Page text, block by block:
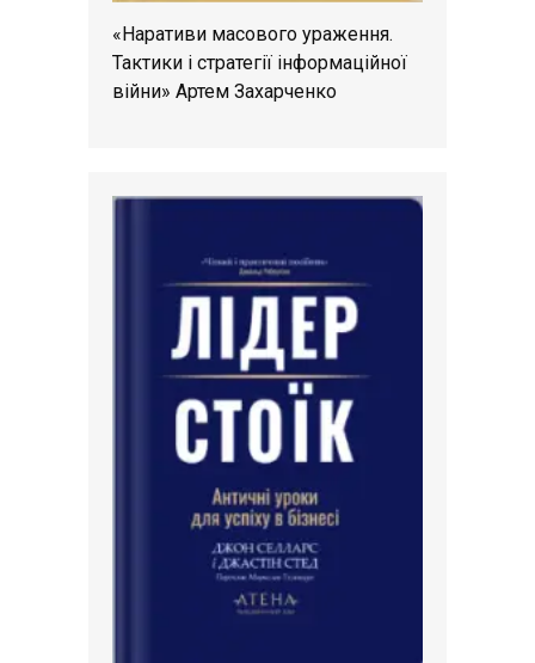
«Наративи масового ураження.
Тактики і стратегії інформаційної
війни» Артем Захарченко